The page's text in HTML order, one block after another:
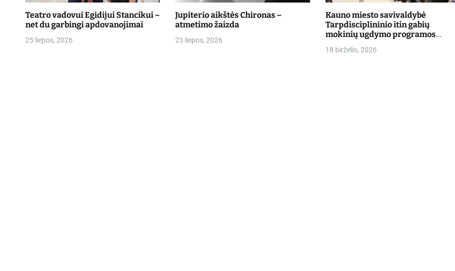
Teatro vadovui Egidijui Stancikui –
net du garbingi apdovanojimai
25 liepos, 2026
Jupiterio aikštės Chironas –
atmetimo žaizda
23 liepos, 2026
Kauno miesto savivaldybė
Tarpdisciplininio itin gabių
mokinių ugdymo programos
šventė
18 birželio, 2026